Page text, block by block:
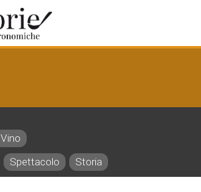
Vino
Spettacolo Storia